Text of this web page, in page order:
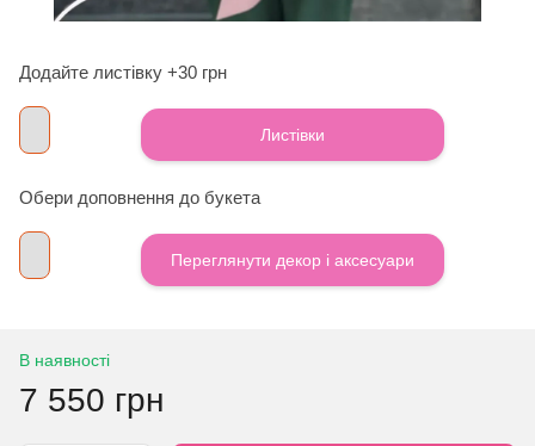
Додайте листівку +30 грн
Листівки
Обери доповнення до букета
Переглянути декор і аксесуари
В наявності
7 550 грн